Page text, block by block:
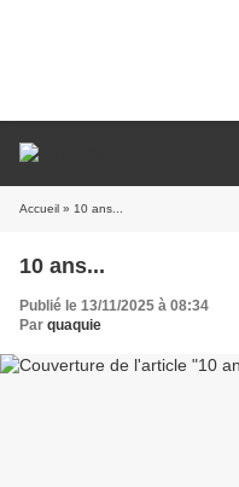
Accueil » 10 ans...
10 ans...
Publié le 13/11/2025 à 08:34
Par quaquie